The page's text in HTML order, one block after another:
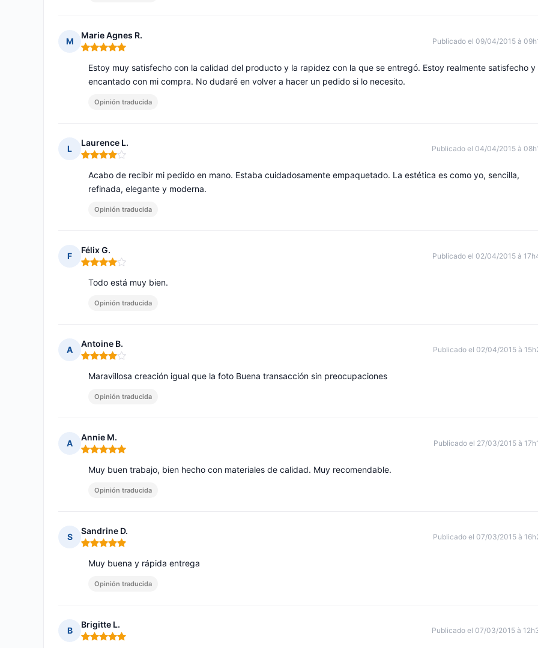
M
Marie Agnes R.
Nota: 5 de 5
Publicado el 09/04/2015 à
Estoy muy satisfecho con la calidad del producto y la rapidez con la que se entregó. Estoy realmente satisfecho y
encantado con mi compra. No dudaré en volver a hacer un pedido si lo necesito.
Opinión traducida
L
Laurence L.
Nota: 4 de 5
Publicado el 04/04/2015 à
Acabo de recibir mi pedido en mano. Estaba cuidadosamente empaquetado. La estética es como yo, sencilla,
refinada, elegante y moderna.
Opinión traducida
F
Félix G.
Nota: 4 de 5
Publicado el 02/04/2015 à
Todo está muy bien.
Opinión traducida
A
Antoine B.
Nota: 4 de 5
Publicado el 02/04/2015 à
Maravillosa creación igual que la foto Buena transacción sin preocupaciones
Opinión traducida
A
Annie M.
Nota: 5 de 5
Publicado el 27/03/2015 à
Muy buen trabajo, bien hecho con materiales de calidad. Muy recomendable.
Opinión traducida
S
Sandrine D.
Nota: 5 de 5
Publicado el 07/03/2015 à
Muy buena y rápida entrega
Opinión traducida
B
Brigitte L.
Nota: 5 de 5
Publicado el 07/03/2015 à